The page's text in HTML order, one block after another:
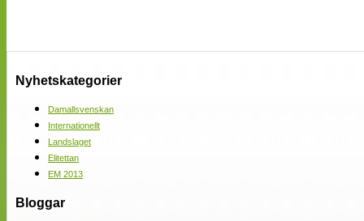
Nyhetskategorier
Damallsvenskan
Internationellt
Landslaget
Elitettan
EM 2013
Bloggar